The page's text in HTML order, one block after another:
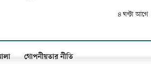
ফুট স্থান নিয়ে চত্বরটি প্রশস্তকরণ
পুরো সড়ক
৪ ঘণ্টা আগে
গোপনীয়তার নীতি